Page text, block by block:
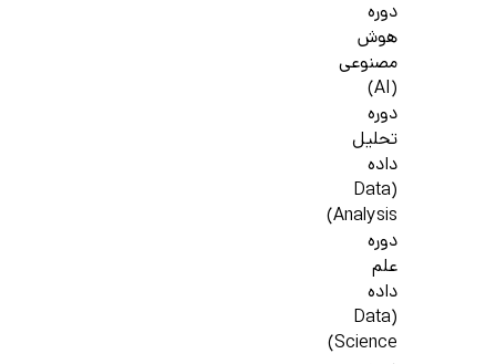
دوره
هوش
مصنوعی
(AI)
دوره
تحلیل
داده
(Data
Analysis)
دوره
علم
داده
(Data
Science)